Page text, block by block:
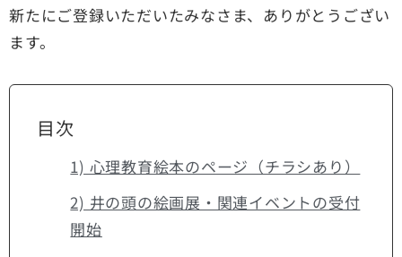
新たにご登録いただいたみなさま、ありがとうござい
ます。
目次
1) 心理教育絵本のページ（チラシあり）
2) 井の頭の絵画展・関連イベントの受付
開始